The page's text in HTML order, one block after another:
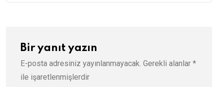
Bir yanıt yazın
E-posta adresiniz yayınlanmayacak. Gerekli alanlar *
ile işaretlenmişlerdir